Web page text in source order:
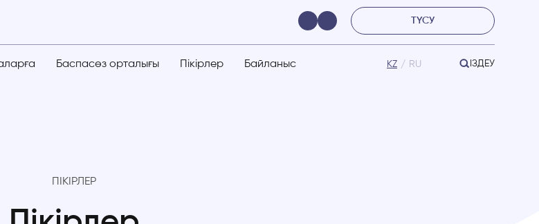
ТҮСУ
Баспасөз орталығы Пікірлер Байланыс KZ RU ІЗДЕУ
ПІКІРЛЕР